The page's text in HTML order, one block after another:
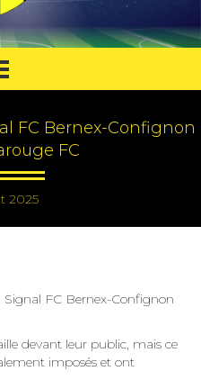
FC Bernex-Confignon
FC
2025
Signal FC Bernex-Confignon
devant leur public, mais ce
imposés et ont